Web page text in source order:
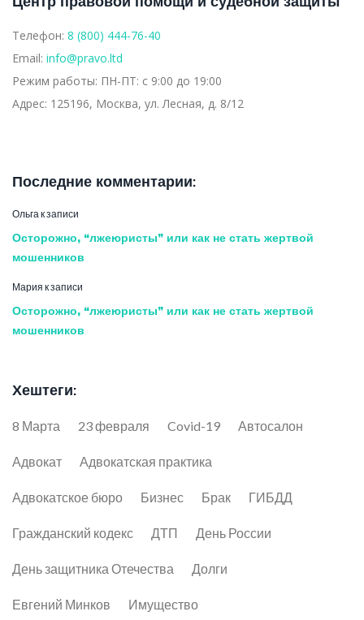
Телефон: 8 (800) 444-76-40
Email: info@pravo.ltd
Режим работы: ПН-ПТ: с 9:00 до 19:00
Адрес: 125196, Москва, ул. Лесная, д. 8/12
Последние комментарии:
Ольгак записи
Осторожно, “лжеюристы” или как не стать жертвой
мошенников
Мария к записи
Осторожно, “лжеюристы” или как не стать жертвой
мошенников
Хештеги:
8 Марта 23 февраля Covid-19 Автосалон
Адвокат Адвокатская практика
Адвокатское бюро Бизнес Брак ГИБДД
Гражданский кодекс ДТП День России
День защитника Отечества Долги
Евгений Минков Имущество